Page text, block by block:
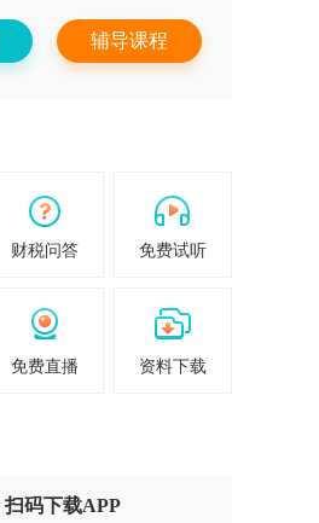
辅导课程
财税问答 免费试听
免费直播 资料下载
扫码下载APP